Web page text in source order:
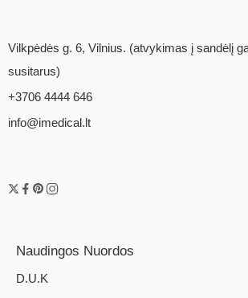
Vilkpėdės g. 6, Vilnius. (atvykimas į sandėlį
susitarus)
+3706 4444 646
info@imedical.lt
Naudingos Nuordos
D.U.K